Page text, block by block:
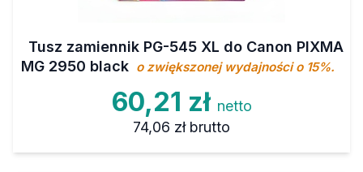
Tusz zamiennik PG-545 XL do Canon PIXMA
MG 2950 black o zwiększonej wydajności o 15%.
60,21 zł netto
74,06 zł brutto